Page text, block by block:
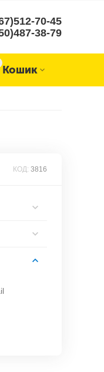
70-45
38-79
Кошик
КОД: 3816